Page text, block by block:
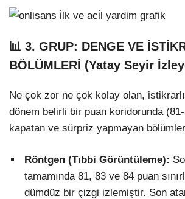
📊 3. GRUP: DENGE VE
BÖLÜMLERİ (Yatay Seyir
Ne çok zor ne çok kolay olan,
dönem belirli bir puan koridorunda (81-
kapatan ve sürpriz yapmayan
Röntgen (Tıbbi Görüntüleme):
tamamında 81, 83 ve 84 puan
dümdüz bir çizgi izlemiştir. Son